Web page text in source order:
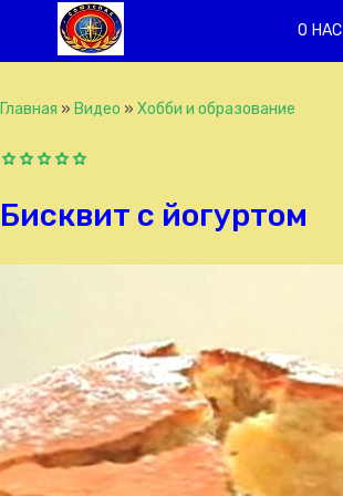
О НАС
Главная » Видео » Хобби и образование
Бисквит с йогуртом